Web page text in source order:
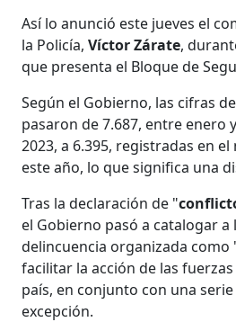
Así lo anunció este jueves el
la Policía, Víctor Zárate,
que presenta el Bloque de
Según el Gobierno, las cifras
pasaron de 7.687, entre enero
2023, a 6.395, registradas en
este año, lo que significa una
Tras la declaración de "
el Gobierno pasó a catalogar a
delincuencia organizada
facilitar la acción de las
país, en conjunto con una
excepción.